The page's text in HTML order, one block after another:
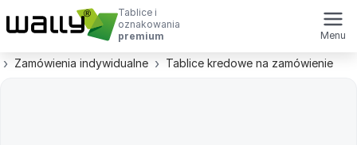
Tablice i
oznakowania
premium
Menu
Zamówienia indywidualne Tablice kredowe na zamówienie